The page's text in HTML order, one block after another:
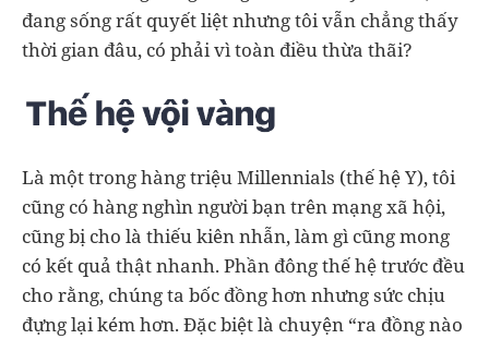
đang sống rất quyết liệt nhưng tôi vẫn chẳng thấy
thời gian đâu, có phải vì toàn điều thừa thãi?
Là một trong hàng triệu Millennials (thế hệ Y), tôi
cũng có hàng nghìn người bạn trên mạng xã hội,
cũng bị cho là thiếu kiên nhẫn, làm gì cũng mong
có kết quả thật nhanh. Phần đông thế hệ trước đều
cho rằng, chúng ta bốc đồng hơn nhưng sức chịu
đựng lại kém hơn. Đặc biệt là chuyện “ra đồng nào